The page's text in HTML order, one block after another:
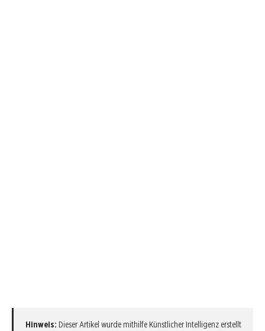
Hinweis: Dieser Artikel wurde mithilfe Künstlicher Intelligenz erstellt